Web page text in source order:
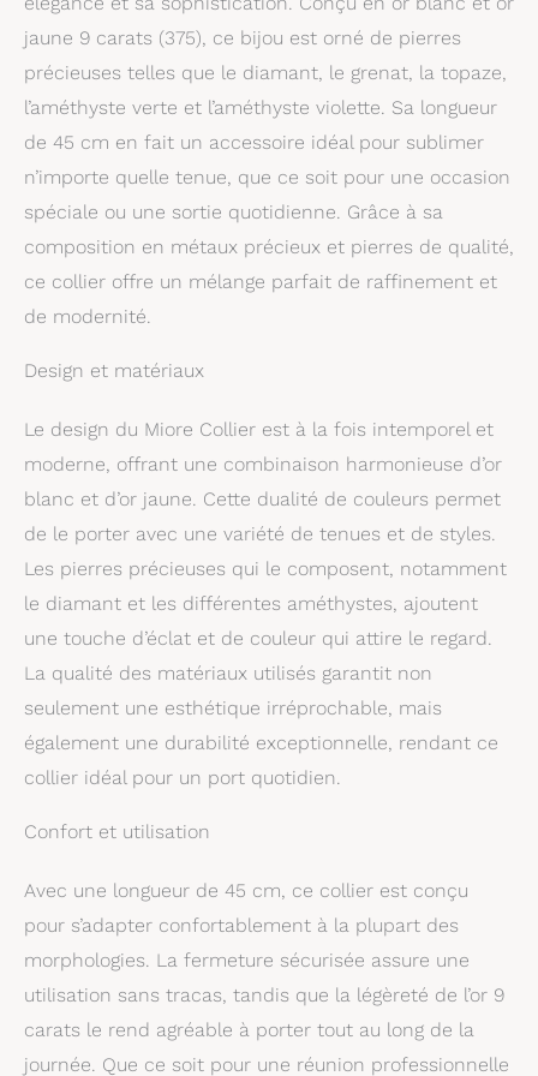
inoubliables Ce bijou
comporte une pierre en
diamants naturels
ronds brillants, d'origine
sans conflict. La
couleur est H-I, la clarté
est I1 et le poids total
est de 0,01 carats. Les
brillance finale à cette
pièce. Ce collier est
ou 375, en vous
rassurant qu'il est
Tous les matériaux sont
de haute qualité, doux
pour la peau et
exactement comme
décrit. Les diamants et
pierres précieuses sont
authentiques comme
indiqué dans la
description ci-dessous.
Veuillez noter que les
peuvent varier
vous trouverez les
bijoux de votre choix
emballés dans une
boîte à bijoux bleu clair,
accompagnés du
Miore. Ce bel emballage
est parfaitement adapté
jaune 9 carats (375), ce bijou est orné de pierres
précieuses telles que le diamant, le grenat, la topaze,
l’améthyste verte et l’améthyste violette. Sa longueur
de 45 cm en fait un accessoire idéal pour sublimer
n’importe quelle tenue, que ce soit pour une occasion
spéciale ou une sortie quotidienne. Grâce à sa
composition en métaux précieux et pierres de qualité,
ce collier offre un mélange parfait de raffinement et
de modernité.
Design et matériaux
Le design du Miore Collier est à la fois intemporel et
moderne, offrant une combinaison harmonieuse d’or
blanc et d’or jaune. Cette dualité de couleurs permet
de le porter avec une variété de tenues et de styles.
Les pierres précieuses qui le composent, notamment
le diamant et les différentes améthystes, ajoutent
une touche d’éclat et de couleur qui attire le regard.
La qualité des matériaux utilisés garantit non
seulement une esthétique irréprochable, mais
également une durabilité exceptionnelle, rendant ce
collier idéal pour un port quotidien.
Confort et utilisation
Avec une longueur de 45 cm, ce collier est conçu
pour s’adapter confortablement à la plupart des
morphologies. La fermeture sécurisée assure une
utilisation sans tracas, tandis que la légèreté de l’or 9
carats le rend agréable à porter tout au long de la
journée. Que ce soit pour une réunion professionnelle